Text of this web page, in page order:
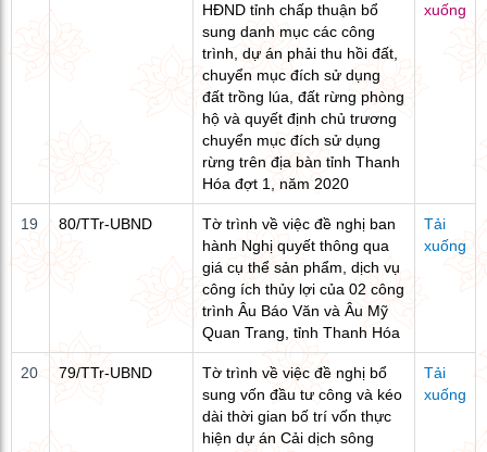
HĐND tỉnh chấp thuận bổ
sung danh mục các công
trình, dự án phải thu hồi đất,
chuyển mục đích sử dụng
đất trồng lúa, đất rừng phòng
hộ và quyết định chủ trương
chuyển mục đích sử dụng
rừng trên địa bàn tỉnh Thanh
Hóa đợt 1, năm 2020
xuống
19 80/TTr-UBND
Tờ trình về việc đề nghị ban
hành Nghị quyết thông qua
giá cụ thể sản phẩm, dịch vụ
công ích thủy lợi của 02 công
trình Âu Báo Văn và Âu Mỹ
Quan Trang, tỉnh Thanh Hóa
Tải
xuống
20 79/TTr-UBND
Tờ trình về việc đề nghị bổ
sung vốn đầu tư công và kéo
dài thời gian bố trí vốn thực
hiện dự án Cải dịch sông
Tải
xuống